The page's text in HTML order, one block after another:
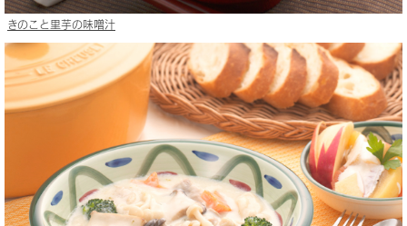
きのこと里芋の味噌汁